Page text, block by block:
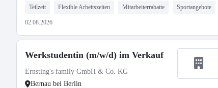
Teilzeit Flexible Arbeitszeiten Mitarbeiterrabatte Sportangebote
02.08.2026
Werkstudentin (m/w/d) im Verkauf
Ernsting's family GmbH & Co. KG
Bernau bei Berlin